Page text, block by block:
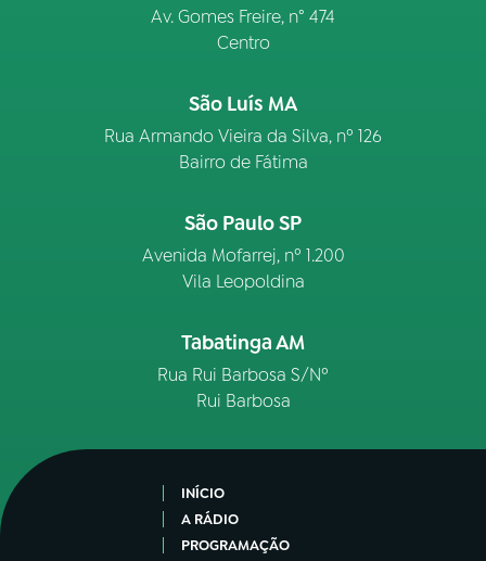
Av. Gomes Freire, n° 474
Centro
São Luís MA
Rua Armando Vieira da Silva, nº 126
Bairro de Fátima
São Paulo SP
Avenida Mofarrej, nº 1.200
Vila Leopoldina
Tabatinga AM
Rua Rui Barbosa S/Nº
Rui Barbosa
INÍCIO
A RÁDIO
PROGRAMAÇÃO